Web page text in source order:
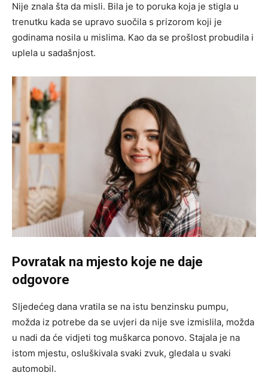
Nije znala šta da misli. Bila je to poruka koja je stigla u
trenutku kada se upravo suočila s prizorom koji je
godinama nosila u mislima. Kao da se prošlost probudila i
uplela u sadašnjost.
Povratak na mjesto koje ne daje
odgovore
Sljedećeg dana vratila se na istu benzinsku pumpu,
možda iz potrebe da se uvjeri da nije sve izmislila, možda
u nadi da će vidjeti tog muškarca ponovo. Stajala je na
istom mjestu, osluškivala svaki zvuk, gledala u svaki
automobil.